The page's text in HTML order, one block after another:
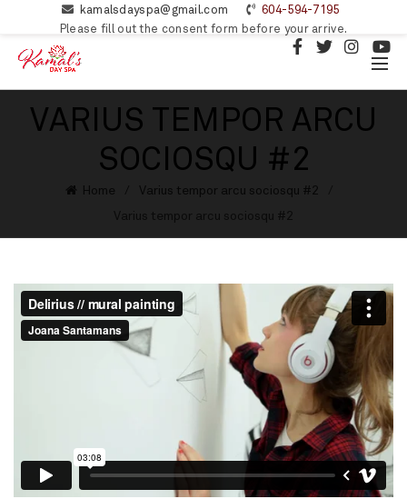
kamalsdayspa@gmail.com
604-594-7195
Please fill out the consent form before your arrive.
VARIUS TEMPOR ARCU
SOCIOSQU #2
Home
Varius tempor arcu sociosqu #2
Varius tempor arcu sociosqu #2